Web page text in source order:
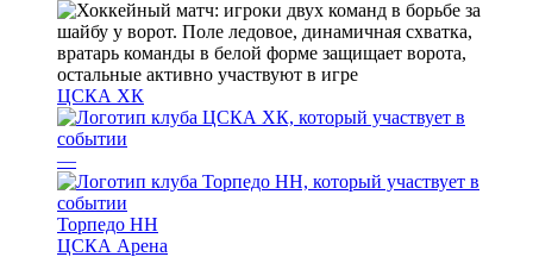
ЦСКА ХК
—
Торпедо НН
ЦСКА Арена